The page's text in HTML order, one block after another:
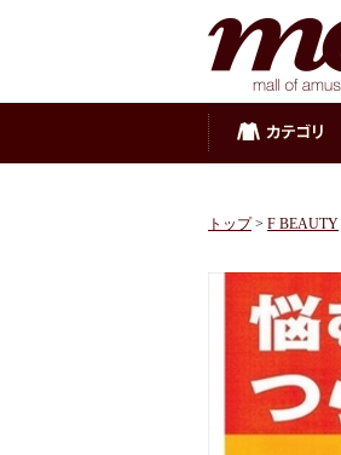
トップ> F BEAUTY